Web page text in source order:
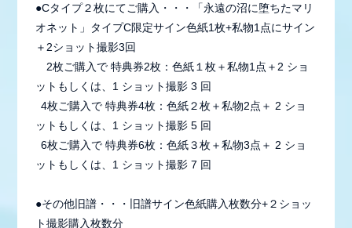
●Cタイプ２枚にてご購入・・・「永遠の沼に堕ちたマリ
オネット」タイプC限定サイン色紙1枚+私物1点にサイン
＋2ショット撮影3回
2枚ご購入で 特典券2枚：色紙１枚＋私物1点＋2 ショ
ットもしくは、1 ショット撮影 3 回
4枚ご購入で 特典券4枚：色紙２枚＋私物2点＋ 2 ショ
ットもしくは、1 ショット撮影 5 回
6枚ご購入で 特典券6枚：色紙３枚＋私物3点＋ 2 ショ
ットもしくは、1 ショット撮影 7 回
●その他旧譜・・・旧譜サイン色紙購入枚数分+２ショッ
ト撮影購入枚数分